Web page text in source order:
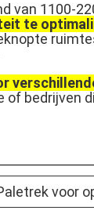
van 1100-
te
bedrijven
voor